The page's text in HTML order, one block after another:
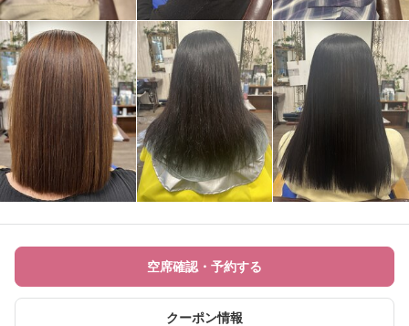
空席確認・予約する
クーポン情報